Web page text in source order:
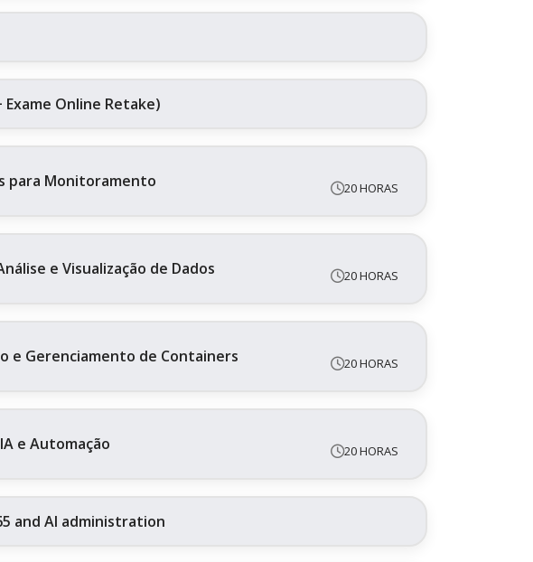
Online Retake)
para Monitoramento 20 HORAS
e Visualização de Dados 20 HORAS
e Gerenciamento de Containers 20 HORAS
e Automação 20 HORAS
and AI administration